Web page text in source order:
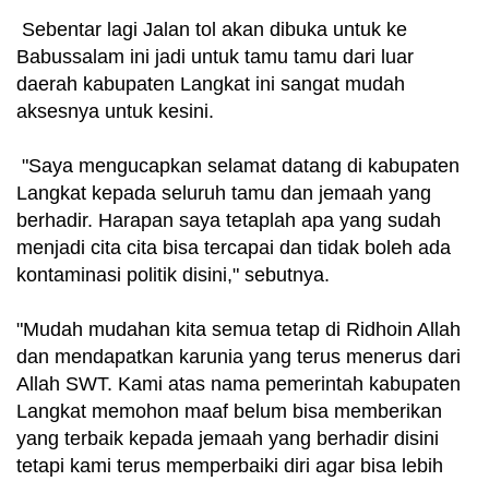
Sebentar lagi Jalan tol akan dibuka untuk ke
Babussalam ini jadi untuk tamu tamu dari luar
daerah kabupaten Langkat ini sangat mudah
aksesnya untuk kesini.
"Saya mengucapkan selamat datang di kabupaten
Langkat kepada seluruh tamu dan jemaah yang
berhadir. Harapan saya tetaplah apa yang sudah
menjadi cita cita bisa tercapai dan tidak boleh ada
kontaminasi politik disini," sebutnya.
"Mudah mudahan kita semua tetap di Ridhoin Allah
dan mendapatkan karunia yang terus menerus dari
Allah SWT. Kami atas nama pemerintah kabupaten
Langkat memohon maaf belum bisa memberikan
yang terbaik kepada jemaah yang berhadir disini
tetapi kami terus memperbaiki diri agar bisa lebih